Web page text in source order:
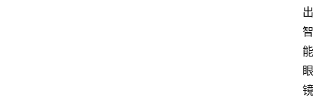
出
智
能
眼
镜